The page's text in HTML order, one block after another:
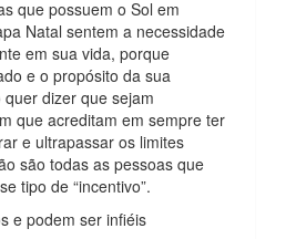
que possuem o Sol em
Natal sentem a necessidade
em sua vida, porque
e o propósito da sua
dizer que sejam
que acreditam em sempre ter
e ultrapassar os limites
são todas as pessoas que
tipo de “incentivo”.
e podem ser infiéis